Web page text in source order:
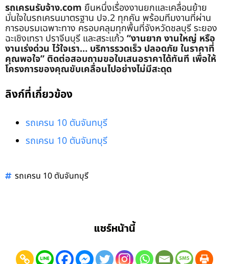
รถเครนรับจ้าง.com ยืนหนึ่งเรื่องงานยกและเคลื่อนย้าย
มั่นใจในรถเครนมาตรฐาน ปจ.2 ทุกคัน พร้อมทีมงานที่ผ่าน
การอบรมเฉพาะทาง ครอบคลุมทุกพื้นที่จังหวัดชลบุรี ระยอง
ฉะเชิงเทรา ปราจีนบุรี และสระแก้ว “งานยาก งานใหญ่ หรือ
งานเร่งด่วน ไว้ใจเรา… บริการรวดเร็ว ปลอดภัย ในราคาที่
คุณพอใจ” ติดต่อสอบถามขอใบเสนอราคาได้ทันที เพื่อให้
โครงการของคุณขับเคลื่อนไปอย่างไม่มีสะดุด
ลิงก์ที่เกี่ยวข้อง
รถเครน 10 ตันจันทบุรี
รถเครน 10 ตันจันทบุรี
รถเครน 10 ตันจันทบุรี
แชร์หน้านี้